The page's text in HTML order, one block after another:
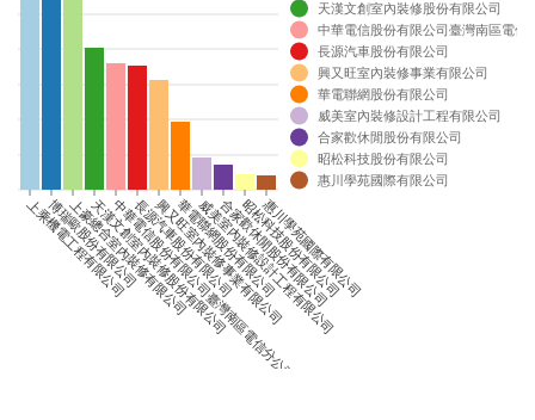
上乘機電工程有限公司
博瑞歐股份有限公司
上豪總合室內裝修有限公司
天漢文創室內裝修股份有限公司
中華電信股份有限公司臺灣南區電信分公司
長源汽車股份有限公司
興又旺室內裝修事業有限公司
華電聯網股份有限公司
威美室內裝修設計工程有限公司
合家歡休閒股份有限公司
昭松科技股份有限公司
惠川學苑國際有限公司
天漢文創室內裝修股份有限公司
中華電信股份有限公司臺灣南區電信
長源汽車股份有限公司
興又旺室內裝修事業有限公司
華電聯網股份有限公司
威美室內裝修設計工程有限公司
合家歡休閒股份有限公司
昭松科技股份有限公司
惠川學苑國際有限公司